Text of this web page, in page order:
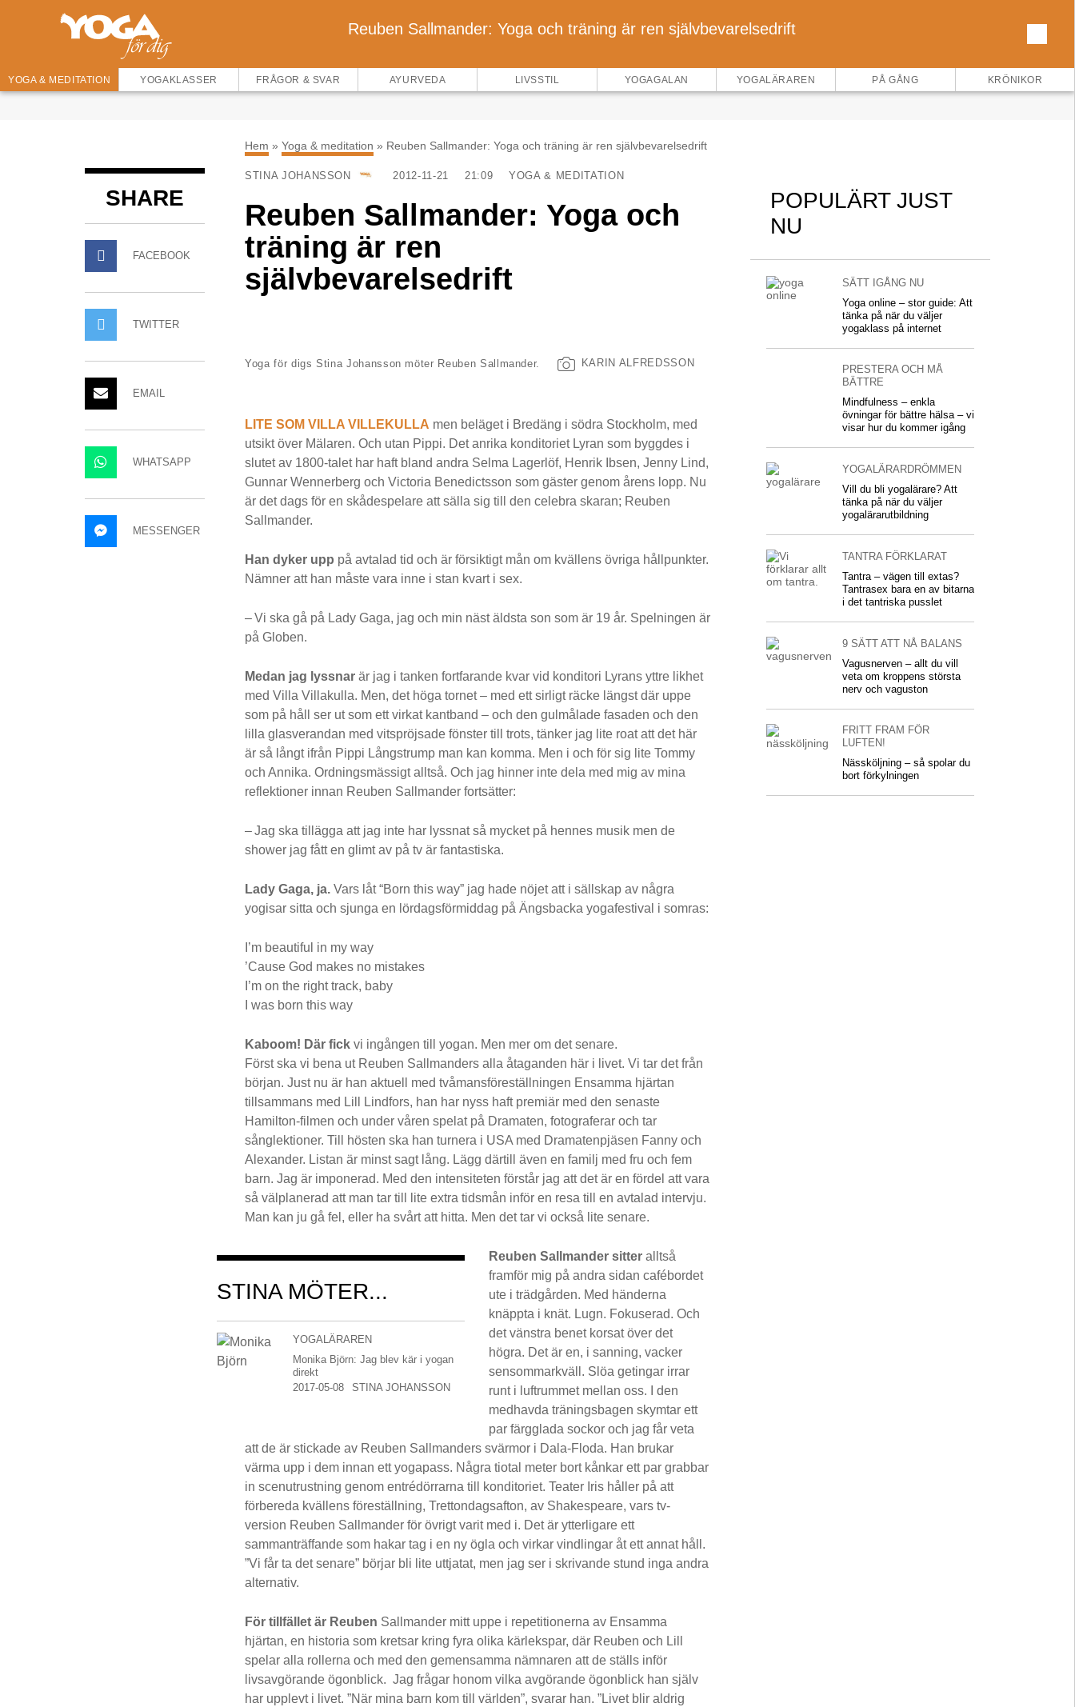
Reuben Sallmander: Yoga och träning är ren självbevarelsedrift ×
YOGA & MEDITATION YOGAKLASSER FRÅGOR & SVAR AYURVEDA LIVSSTIL YOGAGALAN YOGALÄRAREN PÅ GÅNG KRÖNIKOR
SHARE
FACEBOOK
TWITTER
EMAIL
WHATSAPP
MESSENGER
Hem » Yoga & meditation » Reuben Sallmander: Yoga och träning är ren självbevarelsedrift
STINA JOHANSSON 2012-11-21 21:09 YOGA & MEDITATION
Reuben Sallmander: Yoga och
träning är ren
självbevarelsedrift
Yoga för digs Stina Johansson möter Reuben Sallmander. KARIN ALFREDSSON
LITE SOM VILLA VILLEKULLA men beläget i Bredäng i södra Stockholm, med
utsikt över Mälaren. Och utan Pippi. Det anrika konditoriet Lyran som byggdes i
slutet av 1800-talet har haft bland andra Selma Lagerlöf, Henrik Ibsen, Jenny Lind,
Gunnar Wennerberg och Victoria Benedictsson som gäster genom årens lopp. Nu
är det dags för en skådespelare att sälla sig till den celebra skaran; Reuben
Sallmander.
Han dyker upp på avtalad tid och är försiktigt mån om kvällens övriga hållpunkter.
Nämner att han måste vara inne i stan kvart i sex.
– Vi ska gå på Lady Gaga, jag och min näst äldsta son som är 19 år. Spelningen är
på Globen.
Medan jag lyssnar är jag i tanken fortfarande kvar vid konditori Lyrans yttre likhet
med Villa Villakulla. Men, det höga tornet – med ett sirligt räcke längst där uppe
som på håll ser ut som ett virkat kantband – och den gulmålade fasaden och den
lilla glasverandan med vitspröjsade fönster till trots, tänker jag lite roat att det här
är så långt ifrån Pippi Långstrump man kan komma. Men i och för sig lite Tommy
och Annika. Ordningsmässigt alltså. Och jag hinner inte dela med mig av mina
reflektioner innan Reuben Sallmander fortsätter:
– Jag ska tillägga att jag inte har lyssnat så mycket på hennes musik men de
shower jag fått en glimt av på tv är fantastiska.
Lady Gaga, ja. Vars låt “Born this way” jag hade nöjet att i sällskap av några
yogisar sitta och sjunga en lördagsförmiddag på Ängsbacka yogafestival i somras:
I’m beautiful in my way
’Cause God makes no mistakes
I’m on the right track, baby
I was born this way
Kaboom! Där fick vi ingången till yogan. Men mer om det senare.
Först ska vi bena ut Reuben Sallmanders alla åtaganden här i livet. Vi tar det från
början. Just nu är han aktuell med tvåmansföreställningen Ensamma hjärtan
tillsammans med Lill Lindfors, han har nyss haft premiär med den senaste
Hamilton-filmen och under våren spelat på Dramaten, fotograferar och tar
sånglektioner. Till hösten ska han turnera i USA med Dramatenpjäsen Fanny och
Alexander. Listan är minst sagt lång. Lägg därtill även en familj med fru och fem
barn. Jag är imponerad. Med den intensiteten förstår jag att det är en fördel att vara
så välplanerad att man tar till lite extra tidsmån inför en resa till en avtalad intervju.
Man kan ju gå fel, eller ha svårt att hitta. Men det tar vi också lite senare.
STINA MÖTER...
YOGALÄRAREN
Monika Björn: Jag blev kär i yogan
direkt
2017-05-08
STINA JOHANSSON
Reuben Sallmander sitter alltså
framför mig på andra sidan cafébordet
ute i trädgården. Med händerna
knäppta i knät. Lugn. Fokuserad. Och
det vänstra benet korsat över det
högra. Det är en, i sanning, vacker
sensommarkväll. Slöa getingar irrar
runt i luftrummet mellan oss. I den
medhavda träningsbagen skymtar ett
par färgglada sockor och jag får veta
att de är stickade av Reuben Sallmanders svärmor i Dala-Floda. Han brukar
värma upp i dem innan ett yogapass. Några tiotal meter bort kånkar ett par grabbar
in scenutrustning genom entrédörrarna till konditoriet. Teater Iris håller på att
förbereda kvällens föreställning, Trettondagsafton, av Shakespeare, vars tv-
version Reuben Sallmander för övrigt varit med i. Det är ytterligare ett
sammanträffande som hakar tag i en ny ögla och virkar vindlingar åt ett annat håll.
”Vi får ta det senare” börjar bli lite uttjatat, men jag ser i skrivande stund inga andra
alternativ.
För tillfället är Reuben Sallmander mitt uppe i repetitionerna av Ensamma
hjärtan, en historia som kretsar kring fyra olika kärlekspar, där Reuben och Lill
spelar alla rollerna och med den gemensamma nämnaren att de ställs inför
livsavgörande ögonblick. Jag frågar honom vilka avgörande ögonblick han själv
har upplevt i livet. ”När mina barn kom till världen”, svarar han. ”Livet blir aldrig
POPULÄRT JUST
NU
SÄTT IGÅNG NU
Yoga online – stor guide: Att
tänka på när du väljer
yogaklass på internet
PRESTERA OCH MÅ
BÄTTRE
Mindfulness – enkla
övningar för bättre hälsa – vi
visar hur du kommer igång
YOGALÄRARDRÖMMEN
Vill du bli yogalärare? Att
tänka på när du väljer
yogalärarutbildning
TANTRA FÖRKLARAT
Tantra – vägen till extas?
Tantrasex bara en av bitarna
i det tantriska pusslet
9 SÄTT ATT NÅ BALANS
Vagusnerven – allt du vill
veta om kroppens största
nerv och vaguston
FRITT FRAM FÖR
LUFTEN!
Nässköljning – så spolar du
bort förkylningen